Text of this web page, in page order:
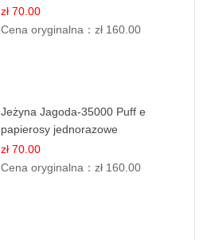
zł 70.00
Cena oryginalna：zł 160.00
Jeżyna Jagoda-35000 Puff e
papierosy jednorazowe
zł 70.00
Cena oryginalna：zł 160.00